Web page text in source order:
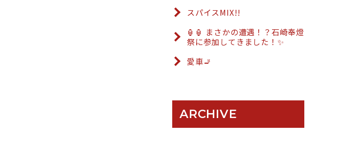
スパイスMIX!!
🏮🏮 まさかの遭遇！？石崎奉燈
祭に参加してきました！✨
愛車🚬
ARCHIVE